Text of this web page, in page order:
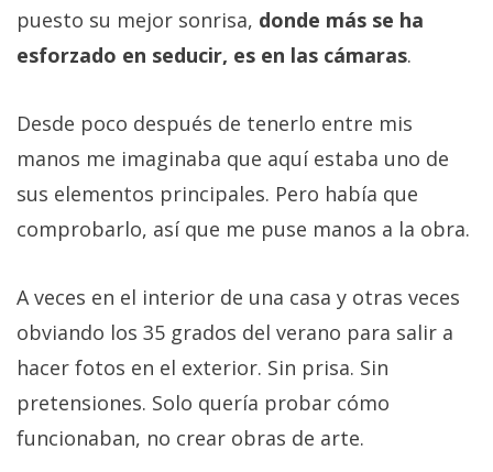
puesto su mejor sonrisa, donde más se ha
esforzado en seducir, es en las cámaras.
Desde poco después de tenerlo entre mis
manos me imaginaba que aquí estaba uno de
sus elementos principales. Pero había que
comprobarlo, así que me puse manos a la obra.
A veces en el interior de una casa y otras veces
obviando los 35 grados del verano para salir a
hacer fotos en el exterior. Sin prisa. Sin
pretensiones. Solo quería probar cómo
funcionaban, no crear obras de arte.